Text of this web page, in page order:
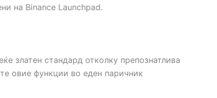
на Binance Launchpad.
златен стандард отколку препознатлива
овие функции во еден паричник